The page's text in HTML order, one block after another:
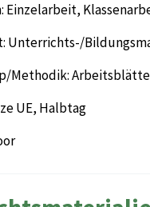
Einzelarbeit,
Unterrichts-/
Methodik:
UE, Halbtag